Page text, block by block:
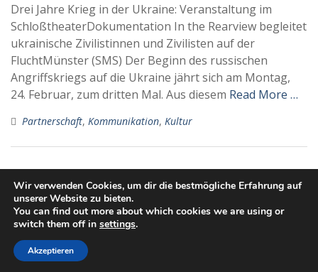
Drei Jahre Krieg in der Ukraine: Veranstaltung im
SchloßtheaterDokumentation In the Rearview begleitet
ukrainische Zivilistinnen und Zivilisten auf der
FluchtMünster (SMS) Der Beginn des russischen
Angriffskriegs auf die Ukraine jährt sich am Montag,
24. Februar, zum dritten Mal. Aus diesem Read More …
Partnerschaft, Kommunikation, Kultur
Datenschutzerklärung
Impressum
Copyright. All rights reserved.
Proudly powered by WordPress
Wir verwenden Cookies, um dir die bestmögliche Erfahrung auf
unserer Website zu bieten.
You can find out more about which cookies we are using or
switch them off in settings.
Akzeptieren